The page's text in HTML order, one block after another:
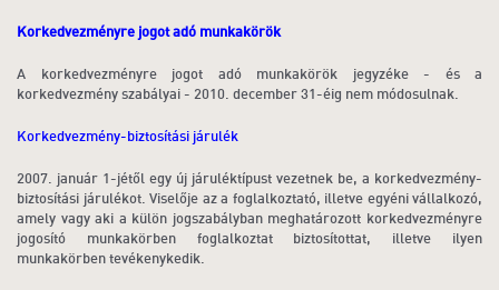
Korkedvezményre jogot adó munkakörök
A korkedvezményre jogot adó munkakörök jegyzéke - és a
korkedvezmény szabályai - 2010. december 31-éig nem módosulnak.
Korkedvezmény-biztosítási járulék
2007. január 1-jétől egy új járuléktípust vezetnek be, a korkedvezmény-
biztosítási járulékot. Viselője az a foglalkoztató, illetve egyéni vállalkozó,
amely vagy aki a külön jogszabályban meghatározott korkedvezményre
jogosító munkakörben foglalkoztat biztosítottat, illetve ilyen
munkakörben tevékenykedik.